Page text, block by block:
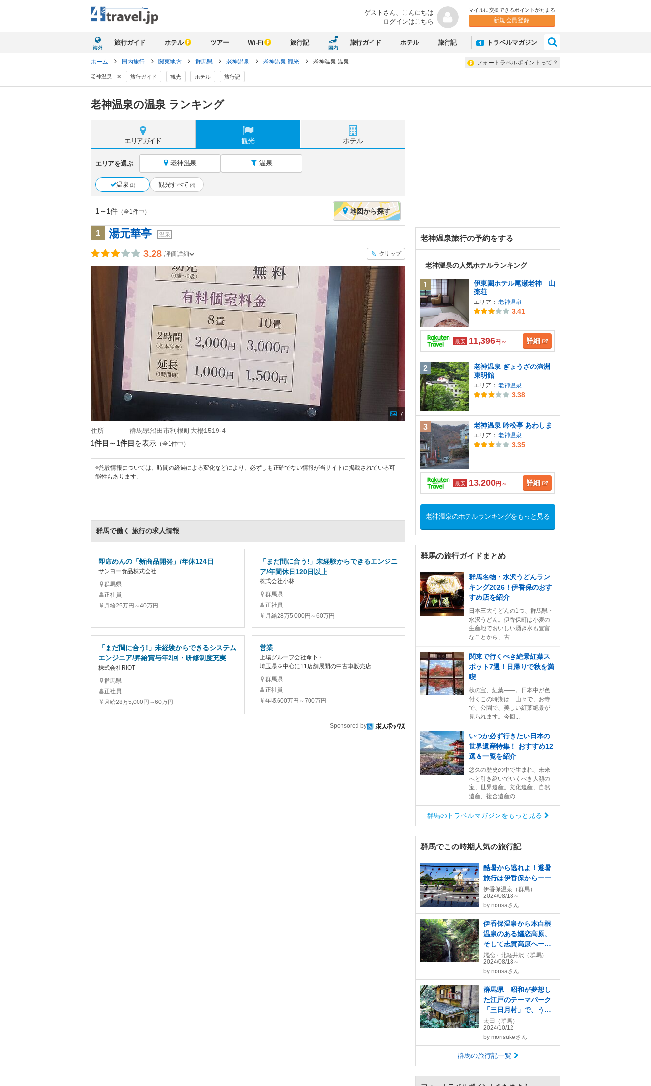
ゲストさん、 こんにちは
ログインはこちら
マイルに交換できるポイントがたまる
新規会員登録
海外
旅行ガイド ホテル ツアー Wi-Fi 旅行記
国内
旅行ガイド ホテル 旅行記 トラベルマガジン
フォートラベルポイントって？
ホーム 国内旅行 関東地方 群馬県 老神温泉 老神温泉 観光 老神温泉 温泉
老神温泉 × 旅行ガイド 観光 ホテル 旅行記
老神温泉の温泉 ランキング
エリアガイド 観光 ホテル
エリアを選ぶ 老神温泉 温泉
温泉 (1) 観光すべて (4)
1～1件 （全1件中） 地図から探す
1 湯元華亭 温泉
3.28 評価詳細 クリップ
7
住所 群馬県沼田市利根町大楊1519-4
1件目～1件目 を表示 （全1件中）
※施設情報については、時間の経過による変化などにより、必ずしも正確でない情報が当サイトに掲載されている可
能性もあります。
群馬で働く 旅行の求人情報
即席めんの「新商品開発」/年休124日
サンヨー食品株式会社
群馬県
正社員
月給25万円～40万円
「まだ間に合う!」未経験からできるエンジニ
ア/年間休日120日以上
株式会社小林
群馬県
正社員
月給28万5,000円～60万円
「まだ間に合う!」未経験からできるシステム
エンジニア/昇給賞与年2回・研修制度充実
株式会社RIOT
群馬県
正社員
月給28万5,000円～60万円
営業
上場グループ会社傘下・
埼玉県を中心に11店舗展開の中古車販売店
群馬県
正社員
年収600万円～700万円
Sponsored by
老神温泉旅行の予約をする
老神温泉の人気ホテルランキング
1
伊東園ホテル尾瀬老神 山
楽荘
エリア： 老神温泉
3.41
最安 11,396円～ 詳細
2
老神温泉 ぎょうざの満洲
東明館
エリア： 老神温泉
3.38
3 老神温泉 吟松亭 あわしま
エリア： 老神温泉
3.35
最安 13,200円～ 詳細
老神温泉のホテルランキングをもっと見る
群馬の旅行ガイドまとめ
群馬名物・水沢うどんラン
キング2026！伊香保のおす
すめ店を紹介
日本三大うどんの1つ、群馬県・
水沢うどん。伊香保町は小麦の
生産地でおいしい湧き水も豊富
なことから、古...
関東で行くべき絶景紅葉ス
ポット7選！日帰りで秋を満
喫
秋の宝、紅葉――。日本中が色
付くこの時期は、山々で、お寺
で、公園で、美しい紅葉絶景が
見られます。今回...
いつか必ず行きたい日本の
世界遺産特集！ おすすめ12
選＆一覧を紹介
悠久の歴史の中で生まれ、未来
へと引き継いでいくべき人類の
宝、世界遺産。文化遺産、自然
遺産、複合遺産の...
群馬のトラベルマガジンをもっと見る
群馬でこの時期人気の旅行記
酷暑から逃れよ！避暑
旅行は伊香保からーー
伊香保温泉（群馬）
2024/08/18～
by norisaさん
伊香保温泉から本白根
温泉のある嬬恋高原、
そして志賀高原へーー
ー。
嬬恋・北軽井沢（群馬）
2024/08/18～
by norisaさん
群馬県 昭和が夢想し
た江戸のテーマパーク
「三日月村」で、うま
かし焼きまんじゅうを
喰らう オッサンネコ
の一人旅
太田（群馬）
2024/10/12
by morisukeさん
群馬の旅行記一覧